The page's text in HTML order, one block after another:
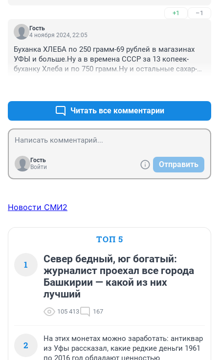
отсутствует и главный банкир России не подчиняется
президенту.
+1 –1
Гость
4 ноября 2024, 22:05
Буханка ХЛЕБА по 250 грамм-69 рублей в магазинах
УФЫ и больше.Ну а в времена СССР за 13 копеек-
буханку Хлеба и по 750 грамм.Ну и остальные сахар-
Читать все комментарии
Гость
Войти
Отправить
Новости СМИ2
ТОП 5
1
Север бедный, юг богатый:
журналист проехал все города
Башкирии — какой из них
лучший
105 413 167
2
На этих монетах можно заработать: антиквар
из Уфы рассказал, какие редкие деньги 1961
по 2016 год обладают ценностью